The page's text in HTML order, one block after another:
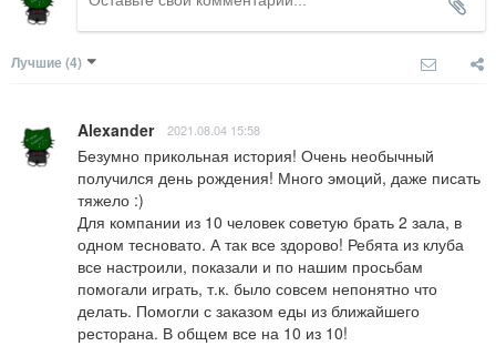
Лучшие (4)
Alexander 2021.08.04 15:58
Безумно прикольная история! Очень необычный
получился день рождения! Много эмоций, даже писать
тяжело :)
Для компании из 10 человек советую брать 2 зала, в
одном тесновато. А так все здорово! Ребята из клуба
все настроили, показали и по нашим просьбам
помогали играть, т.к. было совсем непонятно что
делать. Помогли с заказом еды из ближайшего
ресторана. В общем все на 10 из 10!